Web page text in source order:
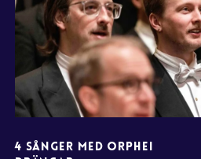
4 SÅNGER MED ORPHEI